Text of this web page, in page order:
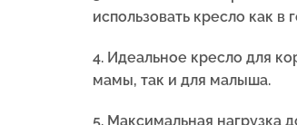
использовать кресло как в
4. Идеальное кресло для
мамы, так и для малыша.
5. Максимальная нагрузка